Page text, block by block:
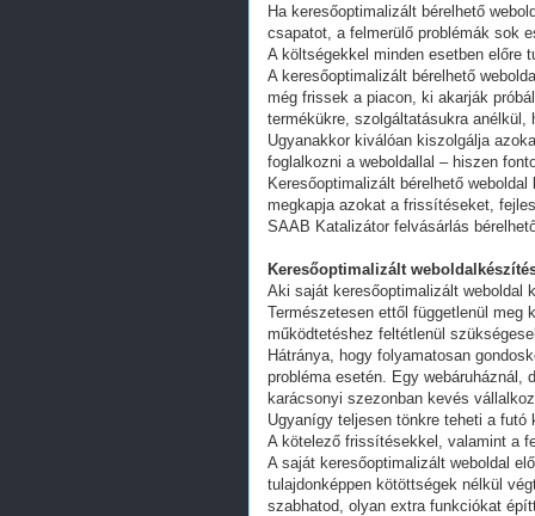
Ha keresőoptimalizált bérelhető
csapatot, a felmerülő problémák sok
A költségekkel minden esetben előre
A keresőoptimalizált bérelhető
még frissek a piacon, ki akarják
termékükre, szolgáltatásukra anélkül,
Ugyanakkor kiválóan kiszolgálja
foglalkozni a weboldallal – hiszen
Keresőoptimalizált bérelhető
megkapja azokat a frissítéseket,
SAAB Katalizátor felvásárlás
Keresőoptimalizált
Aki saját keresőoptimalizált weboldal
Természetesen ettől függetlenül meg
működtetéshez feltétlenül
Hátránya, hogy folyamatosan
probléma esetén. Egy webáruháznál,
karácsonyi szezonban kevés
Ugyanígy teljesen tönkre teheti a futó
A kötelező frissítésekkel, valamint a
A saját keresőoptimalizált weboldal
tulajdonképpen kötöttségek nélkül
szabhatod, olyan extra funkciókat